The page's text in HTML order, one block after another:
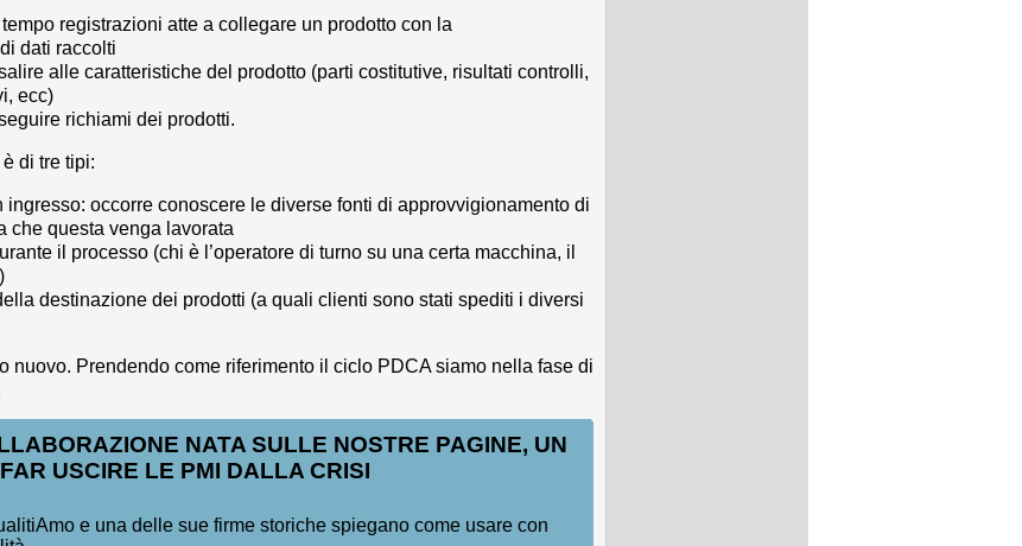
registrazioni atte a collegare un prodotto con la
dati raccolti
alle caratteristiche del prodotto (parti costitutive, risultati controlli,
ecc)
richiami dei prodotti.
di tre tipi:
ingresso: occorre conoscere le diverse fonti di approvvigionamento di
che questa venga lavorata
il processo (chi è l’operatore di turno su una certa macchina, il
destinazione dei prodotti (a quali clienti sono stati spediti i diversi
nuovo. Prendendo come riferimento il ciclo PDCA siamo nella fase di
NATA SULLE NOSTRE PAGINE, UN
USCIRE LE PMI DALLA CRISI
e una delle sue firme storiche spiegano come usare con